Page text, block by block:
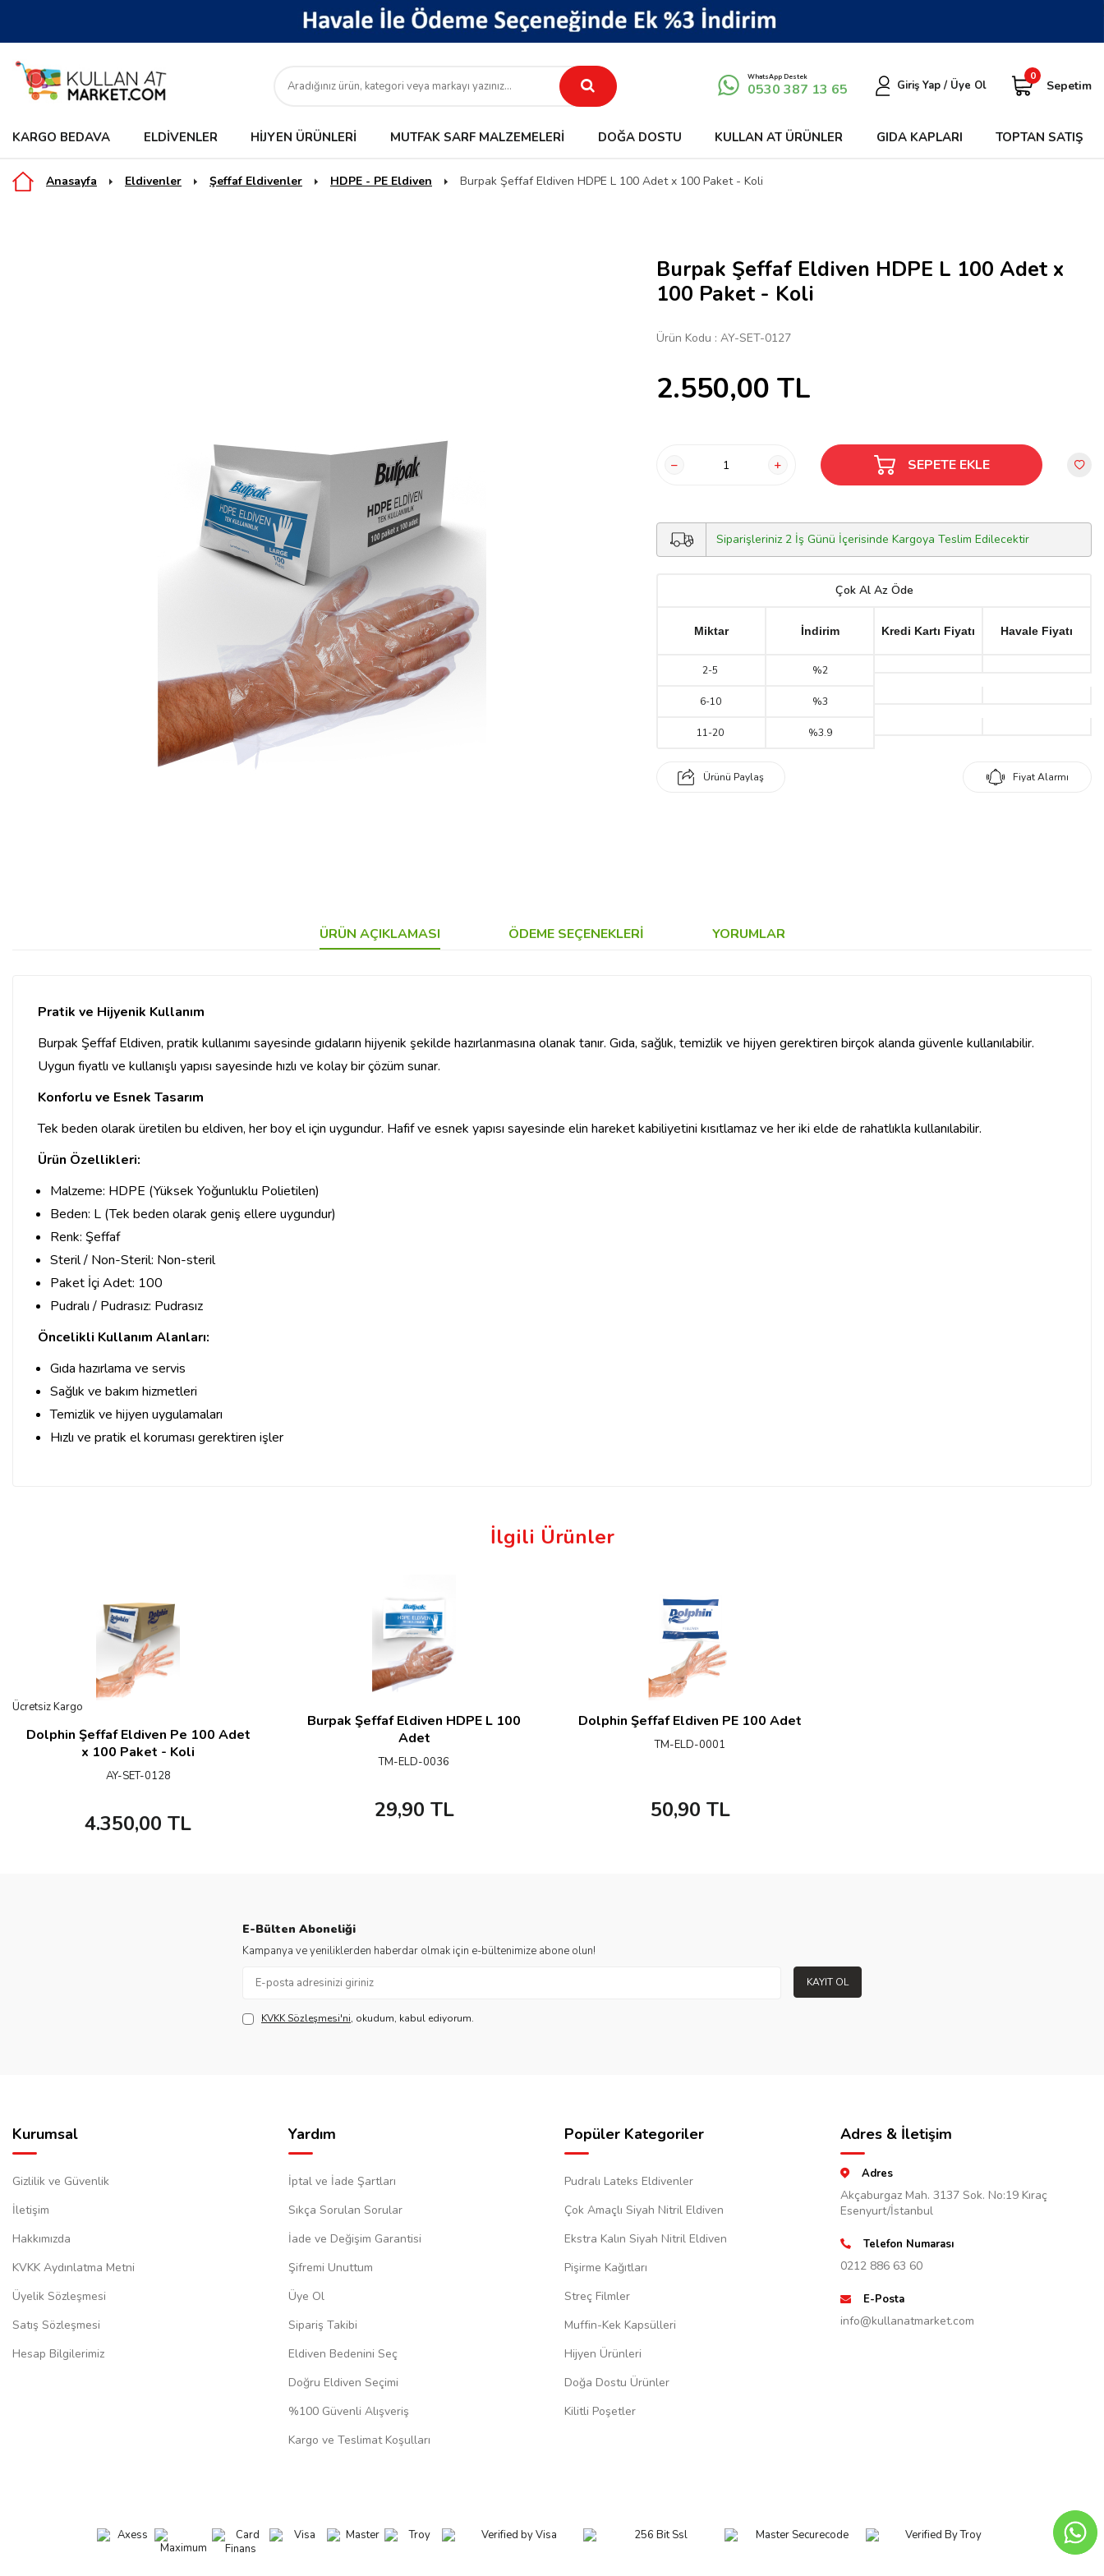
WhatsApp Destek
0530 387 13 65 Giriş Yap / Üye Ol
0
Sepetim
KARGO BEDAVA ELDIVENLER HIJYEN ÜRÜNLERI MUTFAK SARF MALZEMELERI DOĞA DOSTU KULLAN AT ÜRÜNLER GIDA KAPLARI TOPTAN SATIŞ
Anasayfa Eldivenler Şeffaf Eldivenler HDPE - PE Eldiven Burpak Şeffaf Eldiven HDPE L 100 Adet x 100 Paket - Koli
Burpak Şeffaf Eldiven HDPE L 100 Adet x
100 Paket - Koli
Ürün Kodu : AY-SET-0127
2.550,00 TL
SEPETE EKLE
Siparişleriniz 2 İş Günü İçerisinde Kargoya Teslim Edilecektir
Çok Al Az Öde
Miktar İndirim Kredi Kartı Fiyatı Havale Fiyatı
2-5 %2
6-10 %3
11-20 %3.9
Ürünü Paylaş Fiyat Alarmı
ÜRÜN AÇIKLAMASI ÖDEME SEÇENEKLERI YORUMLAR
Pratik ve Hijyenik Kullanım
Burpak Şeffaf Eldiven, pratik kullanımı sayesinde gıdaların hijyenik şekilde hazırlanmasına olanak tanır. Gıda, sağlık, temizlik ve hijyen gerektiren birçok alanda güvenle kullanılabilir.
Uygun fiyatlı ve kullanışlı yapısı sayesinde hızlı ve kolay bir çözüm sunar.
Konforlu ve Esnek Tasarım
Tek beden olarak üretilen bu eldiven, her boy el için uygundur. Hafif ve esnek yapısı sayesinde elin hareket kabiliyetini kısıtlamaz ve her iki elde de rahatlıkla kullanılabilir.
Ürün Özellikleri:
Malzeme: HDPE (Yüksek Yoğunluklu Polietilen)
Beden: L (Tek beden olarak geniş ellere uygundur)
Renk: Şeffaf
Steril / Non-Steril: Non-steril
Paket İçi Adet: 100
Pudralı / Pudrasız: Pudrasız
Öncelikli Kullanım Alanları:
Gıda hazırlama ve servis
Sağlık ve bakım hizmetleri
Temizlik ve hijyen uygulamaları
Hızlı ve pratik el koruması gerektiren işler
İlgili Ürünler
Ücretsiz Kargo
Dolphin Şeffaf Eldiven Pe 100 Adet
x 100 Paket - Koli
AY-SET-0128
4.350,00 TL
Burpak Şeffaf Eldiven HDPE L 100
Adet
TM-ELD-0036
29,90 TL
Dolphin Şeffaf Eldiven PE 100 Adet
TM-ELD-0001
50,90 TL
E-Bülten Aboneliği
Kampanya ve yeniliklerden haberdar olmak için e-bültenimize abone olun!
KAYIT OL
KVKK Sözleşmesi'ni, okudum, kabul ediyorum.
Kurumsal
Gizlilik ve Güvenlik
İletişim
Hakkımızda
KVKK Aydınlatma Metni
Üyelik Sözleşmesi
Satış Sözleşmesi
Hesap Bilgilerimiz
Yardım
İptal ve İade Şartları
Sıkça Sorulan Sorular
İade ve Değişim Garantisi
Şifremi Unuttum
Üye Ol
Sipariş Takibi
Eldiven Bedenini Seç
Doğru Eldiven Seçimi
%100 Güvenli Alışveriş
Kargo ve Teslimat Koşulları
Popüler Kategoriler
Pudralı Lateks Eldivenler
Çok Amaçlı Siyah Nitril Eldiven
Ekstra Kalın Siyah Nitril Eldiven
Pişirme Kağıtları
Streç Filmler
Muffin-Kek Kapsülleri
Hijyen Ürünleri
Doğa Dostu Ürünler
Kilitli Poşetler
Adres & İletişim
Adres
Akçaburgaz Mah. 3137 Sok. No:19 Kıraç
Esenyurt/İstanbul
Telefon Numarası
0212 886 63 60
E-Posta
info@kullanatmarket.com